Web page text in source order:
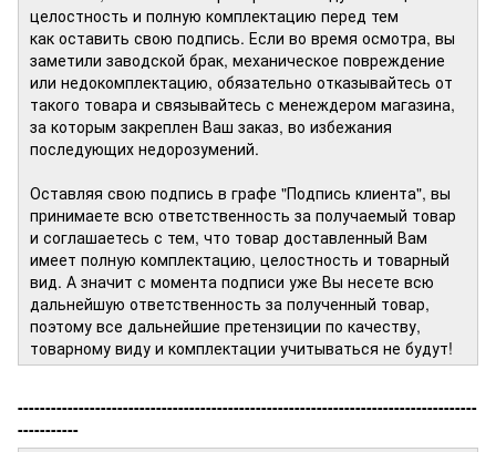
целостность и полную комплектацию перед тем
как оставить свою подпись. Если во время осмотра, вы
заметили заводской брак, механическое повреждение
или недокомплектацию, обязательно отказывайтесь от
такого товара и связывайтесь с менеждером магазина,
за которым закреплен Ваш заказ, во избежания
последующих недорозумений.
Оставляя свою подпись в графе "Подпись клиента", вы
принимаете всю ответственность за получаемый товар
и соглашаетесь с тем, что товар доставленный Вам
имеет полную комплектацию, целостность и товарный
вид. А значит с момента подписи уже Вы несете всю
дальнейшую ответственность за полученный товар,
поэтому все дальнейшие претензиции по качеству,
товарному виду и комплектации учитываться не будут!
-----------------------------------------------------------------------------------
-----------